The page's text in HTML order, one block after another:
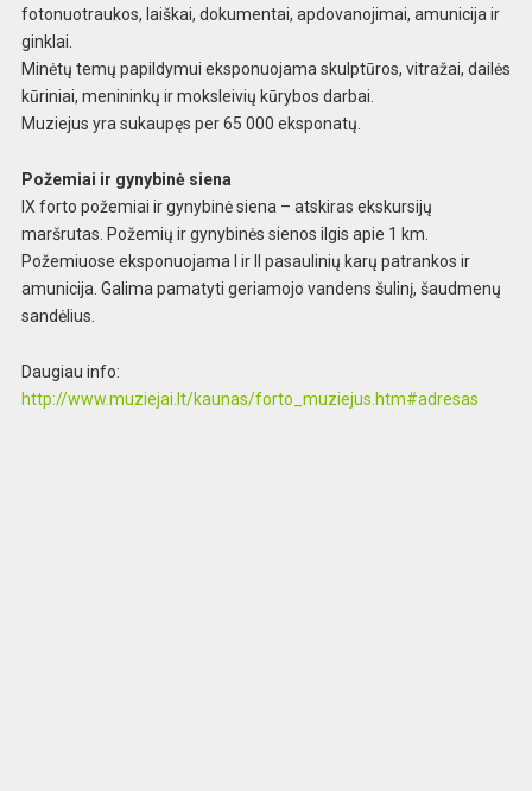
fotonuotraukos, laiškai, dokumentai, apdovanojimai, amunicija ir
ginklai.
Minėtų temų papildymui eksponuojama skulptūros, vitražai, dailės
kūriniai, menininkų ir moksleivių kūrybos darbai.
Muziejus yra sukaupęs per 65 000 eksponatų.
Požemiai ir gynybinė siena
IX forto požemiai ir gynybinė siena – atskiras ekskursijų
maršrutas. Požemių ir gynybinės sienos ilgis apie 1 km.
Požemiuose eksponuojama I ir II pasaulinių karų patrankos ir
amunicija. Galima pamatyti geriamojo vandens šulinį, šaudmenų
sandėlius.
Daugiau info:
http://www.muziejai.lt/kaunas/forto_ muziejus.htm#adresas